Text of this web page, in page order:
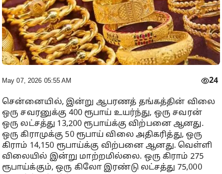
May 07, 2026 05:55 AM 24
சென்னையில், இன்று ஆபரணத் தங்கத்தின் விலை
ஒரு சவரனுக்கு 400 ரூபாய் உயர்ந்து, ஒரு சவரன்
ஒரு லட்சத்து 13,200 ரூபாய்க்கு விற்பனை ஆனது.
ஒரு கிராமுக்கு 50 ரூபாய் விலை அதிகரித்து, ஒரு
கிராம் 14,150 ரூபாய்க்கு விற்பனை ஆனது. வெள்ளி
விலையில் இன்று மாற்றமில்லை. ஒரு கிராம் 275
ரூபாய்க்கும், ஒரு கிலோ இரண்டு லட்சத்து 75,000